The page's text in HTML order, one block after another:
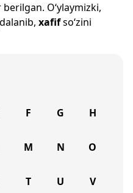
O‘ylaymizki,
xafifso‘zini
F G H
M N O
T U V